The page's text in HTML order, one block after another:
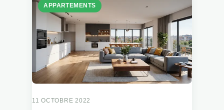
APPARTEMENTS
11 OCTOBRE 2022